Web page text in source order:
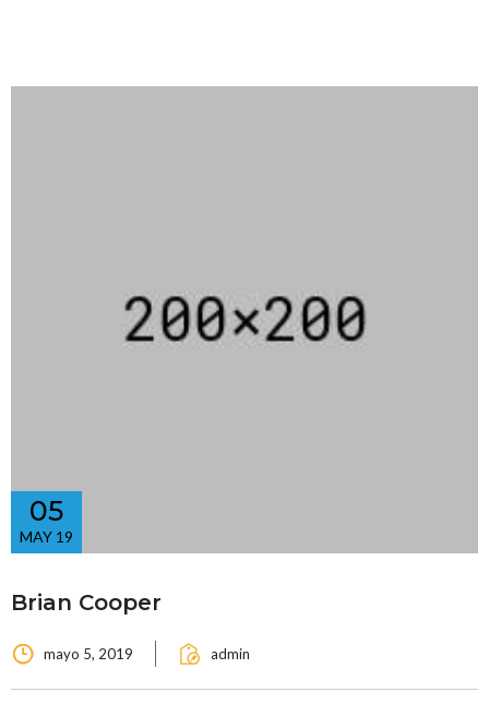
05
MAY 19
Brian Cooper
mayo 5, 2019 admin